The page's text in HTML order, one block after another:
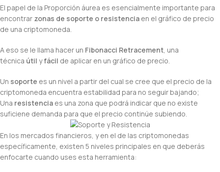
El papel de la Proporción áurea es esencialmente importante para
encontrar zonas de soporte o resistencia en el gráfico de precio
de una criptomoneda.
A eso se le llama hacer un Fibonacci Retracement, una
técnica útil yfácil de aplicar en un gráfico de precio.
Un soporte es un nivel a partir del cual se cree que el precio de la
criptomoneda encuentra estabilidad para no seguir bajando;
Una resistencia es una zona que podrá indicar que no existe
suficiene demanda para que el precio continúe subiendo.
En los mercados financieros, y en el de las criptomonedas
específicamente, existen 5 niveles principales en que deberás
enfocarte cuando uses esta herramienta: